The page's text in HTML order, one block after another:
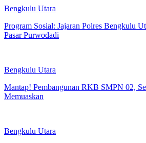
Bengkulu Utara
Program Sosial: Jajaran Polres Bengkulu
Pasar Purwodadi
Bengkulu Utara
Mantap! Pembangunan RKB SMPN 02,
Memuaskan
Bengkulu Utara